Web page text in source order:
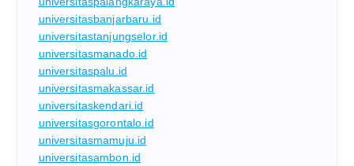
universitasbanjarbaru.id
universitastanjungselor.id
universitasmanado.id
universitaspalu.id
universitasmakassar.id
universitaskendari.id
universitasgorontalo.id
universitasmamuju.id
universitasambon.id